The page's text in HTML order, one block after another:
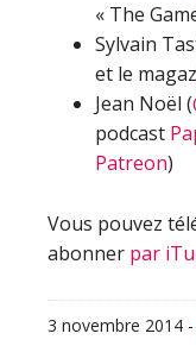
« The
Sylvain
et le
Jean Noël (
podcast
Patreon)
Vous pouvez
abonner par
3 novembre 2014 -